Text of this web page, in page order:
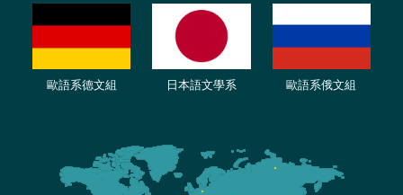
歐語系德文組 日本語文學系 歐語系俄文組